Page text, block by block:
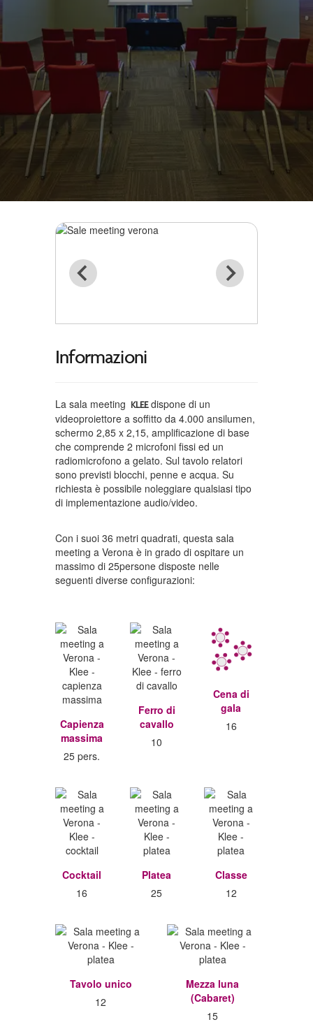
Informazioni
La sala meeting KLEEdispone di un
videoproiettore a soffitto da 4.000 ansilumen,
schermo 2,85 x 2,15, amplificazione di base
che comprende 2 microfoni fissi ed un
radiomicrofono a gelato. Sul tavolo relatori
sono previsti blocchi, penne e acqua. Su
richiesta è possibile noleggiare qualsiasi tipo
di implementazione audio/video.
Con i suoi 36 metri quadrati, questa sala
meeting a Verona è in grado di ospitare un
massimo di 25persone disposte nelle
seguenti diverse configurazioni:
Capienza
massima
25 pers.
Ferro di
cavallo
10
Cena di
gala
16
Cocktail
16
Platea
25
Classe
12
Tavolo unico
12
Mezza luna
(Cabaret)
15